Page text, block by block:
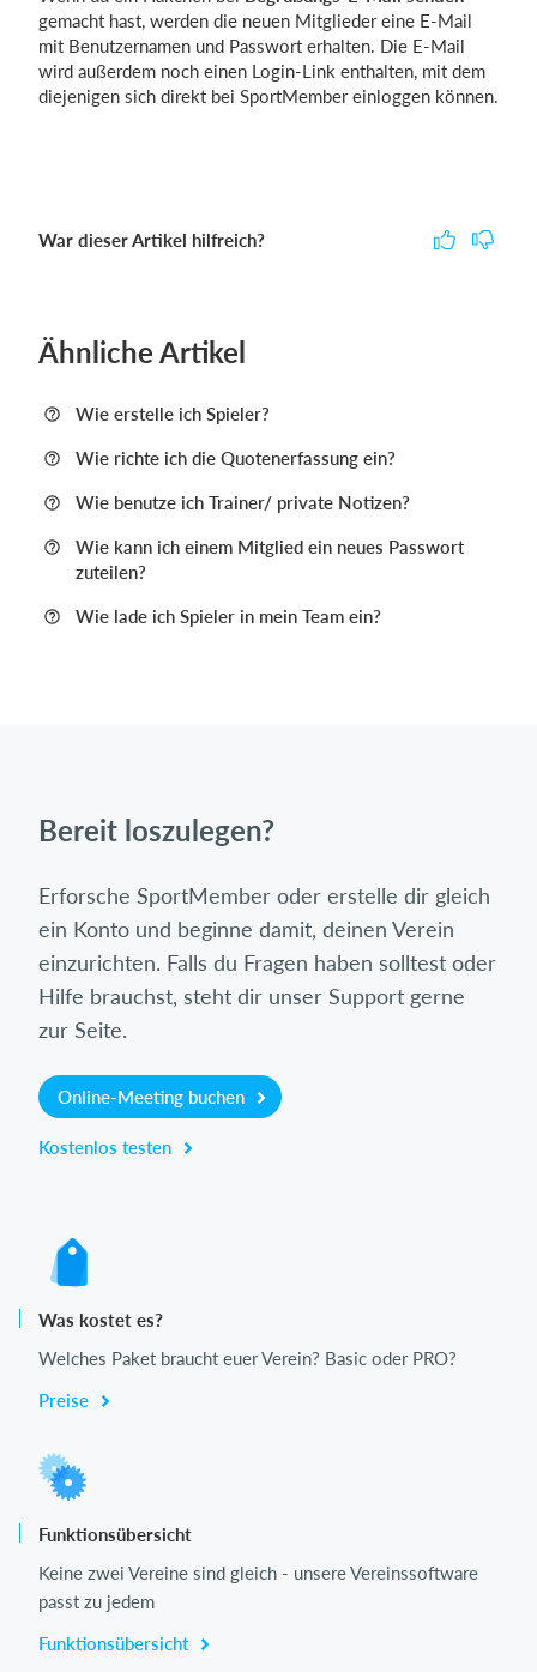
gemacht hast, werden die neuen Mitglieder eine E-Mail
mit Benutzernamen und Passwort erhalten. Die E-Mail
wird außerdem noch einen Login-Link enthalten, mit dem
diejenigen sich direkt bei SportMember einloggen können.
War dieser Artikel hilfreich?
Ähnliche Artikel
Wie erstelle ich Spieler?
Wie richte ich die Quotenerfassung ein?
Wie benutze ich Trainer/ private Notizen?
Wie kann ich einem Mitglied ein neues Passwort
zuteilen?
Wie lade ich Spieler in mein Team ein?
Bereit loszulegen?
Erforsche SportMember oder erstelle dir gleich
ein Konto und beginne damit, deinen Verein
einzurichten. Falls du Fragen haben solltest oder
Hilfe brauchst, steht dir unser Support gerne
zur Seite.
Online-Meeting buchen
Kostenlos testen
Was kostet es?
Welches Paket braucht euer Verein? Basic oder PRO?
Preise
Funktionsübersicht
Keine zwei Vereine sind gleich - unsere Vereinssoftware
passt zu jedem
Funktionsübersicht